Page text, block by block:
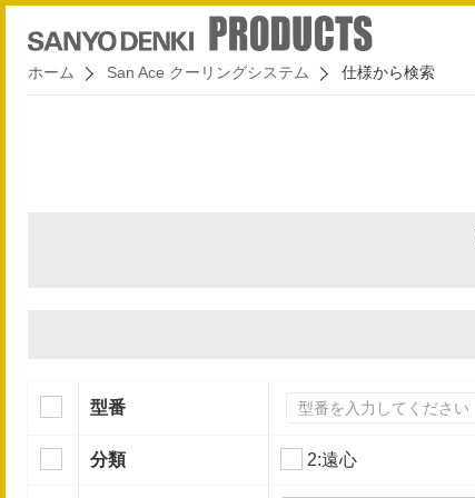
ホーム San Ace クーリングシステム 仕様から検索
型番
分類 2:遠心